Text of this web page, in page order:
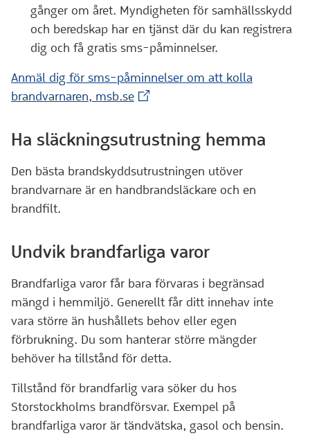
gånger om året. Myndigheten för samhällsskydd
och beredskap har en tjänst där du kan registrera
dig och få gratis sms-påminnelser.
Anmäl dig för sms-påminnelser om att kolla
brandvarnaren, msb.se(Extern webbplats)
Ha släckningsutrustning hemma
Den bästa brandskyddsutrustningen utöver
brandvarnare är en handbrandsläckare och en
brandfilt.
Undvik brandfarliga varor
Brandfarliga varor får bara förvaras i begränsad
mängd i hemmiljö. Generellt får ditt innehav inte
vara större än hushållets behov eller egen
förbrukning. Du som hanterar större mängder
behöver ha tillstånd för detta.
Tillstånd för brandfarlig vara söker du hos
Storstockholms brandförsvar. Exempel på
brandfarliga varor är tändvätska, gasol och bensin.